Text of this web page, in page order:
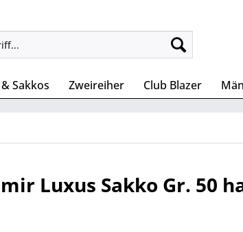
Sakkos Zweireiher Club Blazer
Luxus Sakko Gr. 50